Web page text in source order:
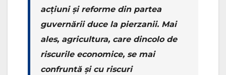
acțiuni și reforme din partea
guvernării duce la pierzanii. Mai
ales, agricultura, care dincolo de
riscurile economice, se mai
confruntă și cu riscuri